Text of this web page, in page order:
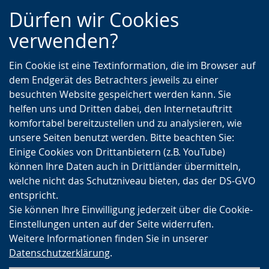
Zur
Hauptnavigation
Zur
Seitennavigation
Zum
Inhalt
Dürfen wir Cookies
verwenden?
Ein Cookie ist eine Textinformation, die im Browser auf
dem Endgerät des Betrachters jeweils zu einer
besuchten Website gespeichert werden kann. Sie
helfen uns und Dritten dabei, den Internetauftritt
komfortabel bereitzustellen und zu analysieren, wie
unsere Seiten benutzt werden. Bitte beachten Sie:
Einige Cookies von Drittanbietern (z.B. YouTube)
können Ihre Daten auch in Drittländer übermitteln,
welche nicht das Schutzniveau bieten, das der DS-GVO
entspricht.
Sie können Ihre Einwilligung jederzeit über die Cookie-
Einstellungen unten auf der Seite widerrufen.
Weitere Informationen finden Sie in unserer
Datenschutzerklärung.